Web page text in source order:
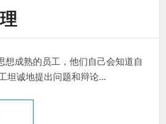
想成熟的员工，他们自己会知道自
坦诚地提出问题和辩论…
企业管理